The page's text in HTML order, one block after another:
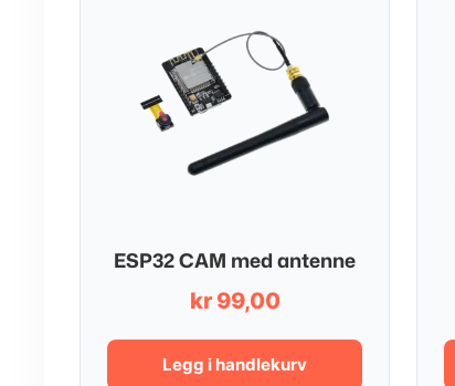
ESP32 CAM med antenne
kr99,00
Legg i handlekurv